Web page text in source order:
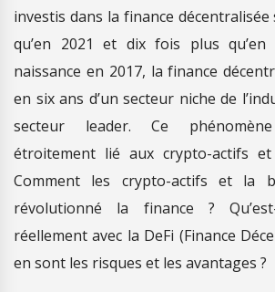
investis dans la finance
qu’en 2021 et dix fois plus qu’en
naissance en 2017, la finance
en six ans d’un secteur niche de
secteur leader. Ce
étroitement lié aux crypto-actifs
Comment les crypto-actifs et la
révolutionné la finance ?
réellement avec la DeFi (Finance
en sont les risques et les avantages ?